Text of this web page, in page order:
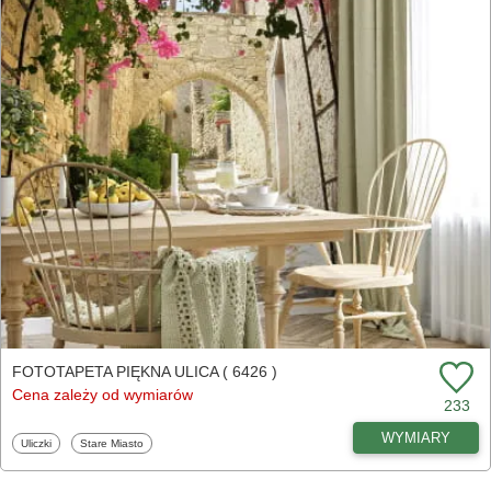
FOTOTAPETA PIĘKNA ULICA ( 6426 )
Cena zależy od wymiarów
233
Fototapety
Uliczki Fototapety
Stare Miasto WYMIARY